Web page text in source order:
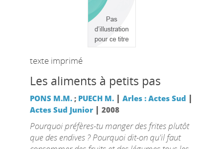
texte imprimé
Les aliments à petits pas
PONS M.M.; PUECH M. | Arles : Actes Sud |
Actes Sud Junior| 2008
Pourquoi préfères-tu manger des frites plutôt
que des endives ? Pourquoi dit-on qu'il faut